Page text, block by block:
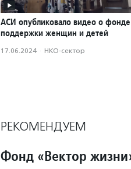
АСИ опубликовало видео о фонде
поддержки женщин и детей
17.06.2024 · НКО-сектор
РЕКОМЕНДУЕМ
Фонд «Вектор